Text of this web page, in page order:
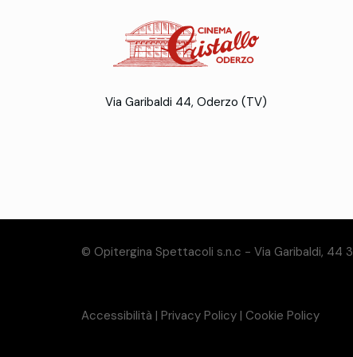
Via Garibaldi 44, Oderzo (TV)
© Opitergina Spettacoli s.n.c - Via Garibaldi, 44
Accessibilità | Privacy Policy | Cookie Policy